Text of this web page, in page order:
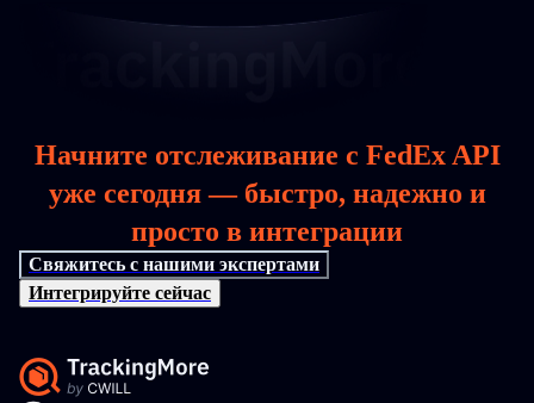
Начните отслеживание с FedEx API
уже сегодня — быстро, надежно и
просто в интеграции
Свяжитесь с нашими экспертами
Интегрируйте сейчас